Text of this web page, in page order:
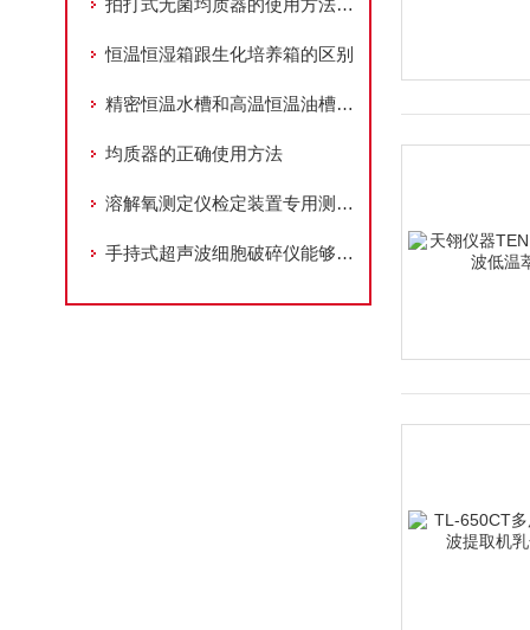
拍打式无菌均质器的使用方法及注意事项
恒温恒湿箱跟生化培养箱的区别
精密恒温水槽和高温恒温油槽的区别你分得清楚吗？
均质器的正确使用方法
溶解氧测定仪检定装置专用测试恒温槽有噪音该如何处理?
手持式超声波细胞破碎仪能够在短时间内均匀作用于样品